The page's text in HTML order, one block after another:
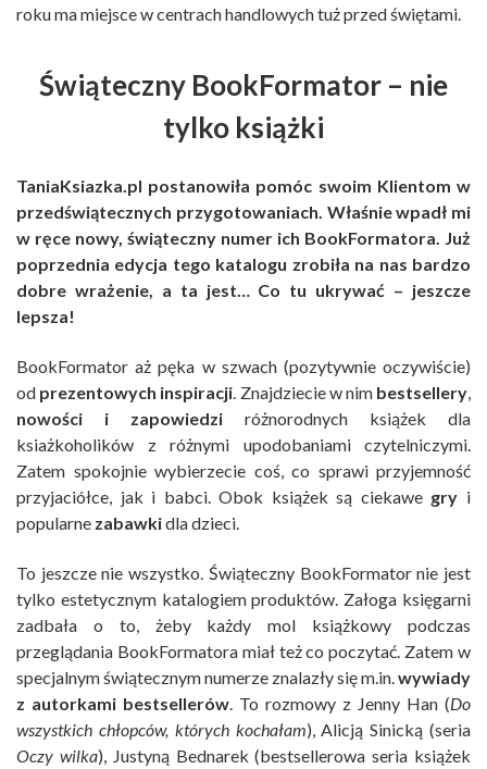
roku ma miejsce w centrach handlowych tuż przed świętami.
Świąteczny BookFormator – nie
tylko książki
TaniaKsiazka.pl postanowiła pomóc swoim Klientom w
przedświątecznych przygotowaniach. Właśnie wpadł mi
w ręce nowy, świąteczny numer ich BookFormatora. Już
poprzednia edycja tego katalogu zrobiła na nas bardzo
dobre wrażenie, a ta jest… Co tu ukrywać – jeszcze
lepsza!
BookFormator aż pęka w szwach (pozytywnie oczywiście)
od prezentowych inspiracji. Znajdziecie w nim bestsellery,
nowości i zapowiedzi różnorodnych książek dla
ksiażkoholików z różnymi upodobaniami czytelniczymi.
Zatem spokojnie wybierzecie coś, co sprawi przyjemność
przyjaciółce, jak i babci. Obok książek są ciekawe gry i
popularne zabawkidla dzieci.
To jeszcze nie wszystko. Świąteczny BookFormator nie jest
tylko estetycznym katalogiem produktów. Załoga księgarni
zadbała o to, żeby każdy mol książkowy podczas
przeglądania BookFormatora miał też co poczytać. Zatem w
specjalnym świątecznym numerze znalazły się m.in.wywiady
z autorkami bestsellerów. To rozmowy z Jenny Han (Do
wszystkich chłopców, których kochałam), Alicją Sinicką (seria
Oczy wilka), Justyną Bednarek (bestsellerowa seria książek